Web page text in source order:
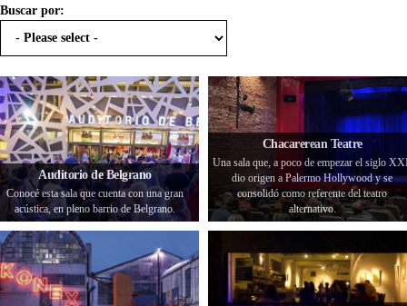
Buscar por:
Auditorio de Belgrano
Conocé esta sala que cuenta con una gran
acústica, en pleno barrio de Belgrano.
Chacarerean Teatre
Una sala que, a poco de empezar el siglo
dio origen a Palermo Hollywood y se
consolidó como referente del teatro
alternativo.